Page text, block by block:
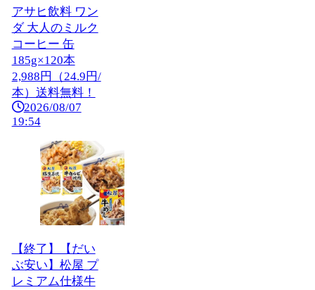
アサヒ飲料 ワン
ダ 大人のミルク
コーヒー 缶
185g×120本
2,988円（24.9円/
本）送料無料！
2026/08/07
19:54
【終了】【だい
ぶ安い】松屋 プ
レミアム仕様牛